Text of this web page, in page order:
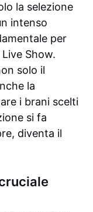
la selezione
intenso
per
Show.
solo il
la
i brani scelti
si fa
diventa il